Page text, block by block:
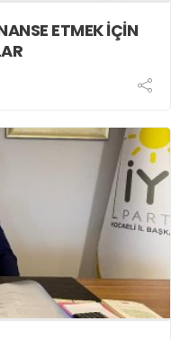
ETMEK İÇİN